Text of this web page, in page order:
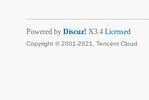
Powered by Discuz! X3.4 Licensed
Copyright © 2001-2021, Tencent Cloud.